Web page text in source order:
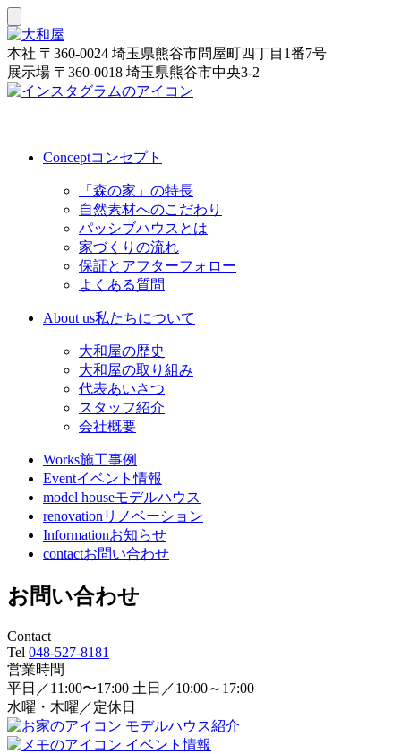
本社 〒360-0024 埼玉県熊谷市問屋町四丁目1番7号
展示場 〒360-0018 埼玉県熊谷市中央3-2
Conceptコンセプト
「森の家」の特長
自然素材へのこだわり
パッシブハウスとは
家づくりの流れ
保証とアフターフォロー
よくある質問
About us私たちについて
大和屋の歴史
大和屋の取り組み
代表あいさつ
スタッフ紹介
会社概要
Works施工事例
Eventイベント情報
model houseモデルハウス
renovation リノベーション
Informationお知らせ
contactお問い合わせ
お問い合わせ
Contact
Tel 048-527-8181
営業時間
平日／11:00〜17:00 土日／10:00～17:00
水曜・木曜／定休日
モデルハウス紹介
イベント情報